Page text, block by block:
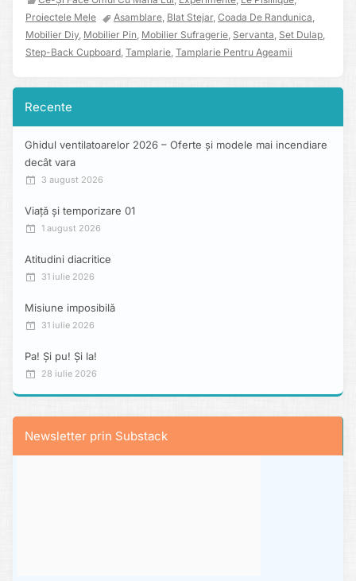
Proiectele Mele
Asamblare Blat Stejar Coada De Randunica
Mobilier Diy, Mobilier Pin Mobilier Sufragerie Servanta Set Dulap
Step-Back Cupboard Tamplarie Tamplarie Pentru Ageamii
Recente
Ghidul ventilatoarelor 2026 – Oferte și modele mai incendiare
decât vara
3 august 2026
Viață și temporizare 01
1 august 2026
Atitudini diacritice
31 iulie 2026
Misiune imposibilă
31 iulie 2026
Pa! Și pu! Și la!
28 iulie 2026
Newsletter prin Substack